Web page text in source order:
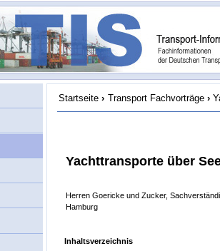
Startseite › Transport Fachvorträge ›
Yachttransporte über
Herren Goericke und Zucker,
Hamburg
Inhaltsverzeichnis